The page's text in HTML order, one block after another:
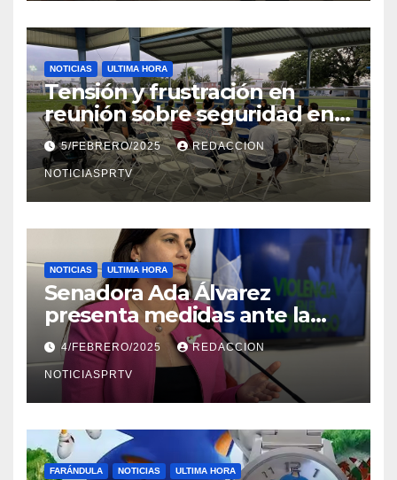
NOTICIAS ULTIMA HORA
Tensión y frustración en
reunión sobre seguridad en
Reparto Metropolitano
5/FEBRERO/2025 REDACCION
NOTICIASPRTV
NOTICIAS ULTIMA HORA
Senadora Ada Álvarez
presenta medidas ante la
violencia en el noviazgo
4/FEBRERO/2025 REDACCION
NOTICIASPRTV
FARÁNDULA NOTICIAS ULTIMA HORA